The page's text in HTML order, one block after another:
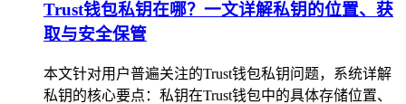
Trust钱包私钥在哪？一文详解私钥的位置、获
取与安全保管
本文针对用户普遍关注的Trust钱包私钥问题，系统详解
私钥的核心要点：私钥在Trust钱包中的具体存储位置、